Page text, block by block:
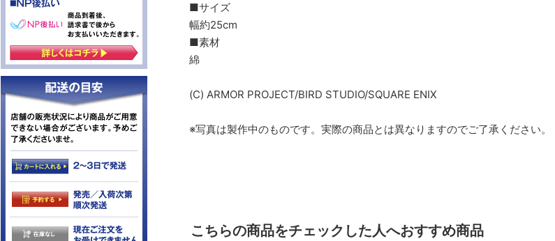
■サイズ
幅約25cm
■素材
綿
(C) ARMOR PROJECT/BIRD STUDIO/SQUARE ENIX
※写真は製作中のものです。実際の商品とは異なりますのでご了承ください。
こちらの商品をチェックした人へおすすめ商品